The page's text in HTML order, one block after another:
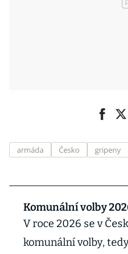
armáda Česko gripeny
Komunální volby
V roce 2026 se v
komunální volby,